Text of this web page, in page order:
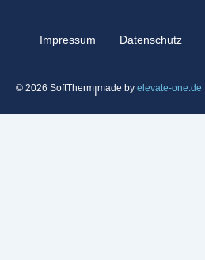
© 2026 SoftTherm|made by elevate-one.de
Impressum Datenschutz